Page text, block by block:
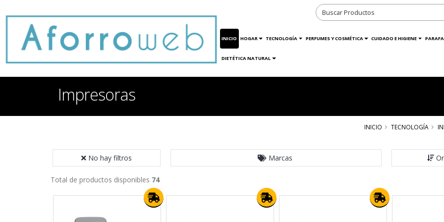
INICIO HOGAR TECNOLOGÍA PERFUMES Y COSMÉTICA CUIDADO E HIGIENE
DIETÉTICA NATURAL
Impresoras
INICIO TECNOLOGÍA
No hay filtros Marcas
Total de productos disponibles 74